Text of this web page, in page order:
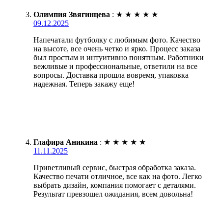
Олимпия Звягинцева : ★ ★ ★ ★ ★
09.12.2025
Напечатали футболку с любимым фото. Качество
на высоте, все очень четко и ярко. Процесс заказа
был простым и интуитивно понятным. Работники
вежливые и профессиональные, ответили на все
вопросы. Доставка прошла вовремя, упаковка
надежная. Теперь закажу еще!
Глафира Аникина : ★ ★ ★ ★ ★
11.11.2025
Приветливый сервис, быстрая обработка заказа.
Качество печати отличное, все как на фото. Легко
выбрать дизайн, компания помогает с деталями.
Результат превзошел ожидания, всем довольна!